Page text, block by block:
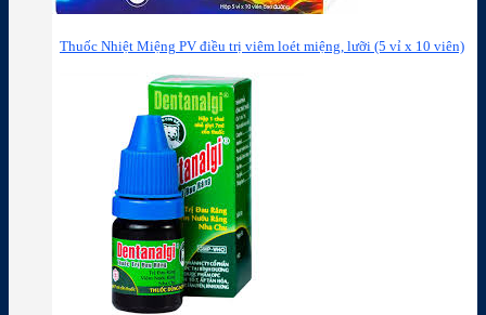
Thuốc Nhiệt Miệng PV điều trị viêm loét miệng, lưỡi (5 vỉ x 10 viên)